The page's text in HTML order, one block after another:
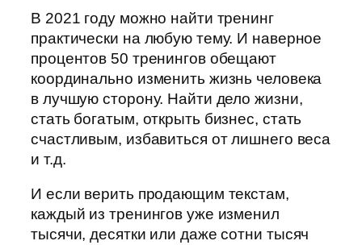
В 2021 году можно найти тренинг
практически на любую тему. И наверное
процентов 50 тренингов обещают
координально изменить жизнь человека
в лучшую сторону. Найти дело жизни,
стать богатым, открыть бизнес, стать
счастливым, избавиться от лишнего веса
и т.д.
И если верить продающим текстам,
каждый из тренингов уже изменил
тысячи, десятки или даже сотни тысяч